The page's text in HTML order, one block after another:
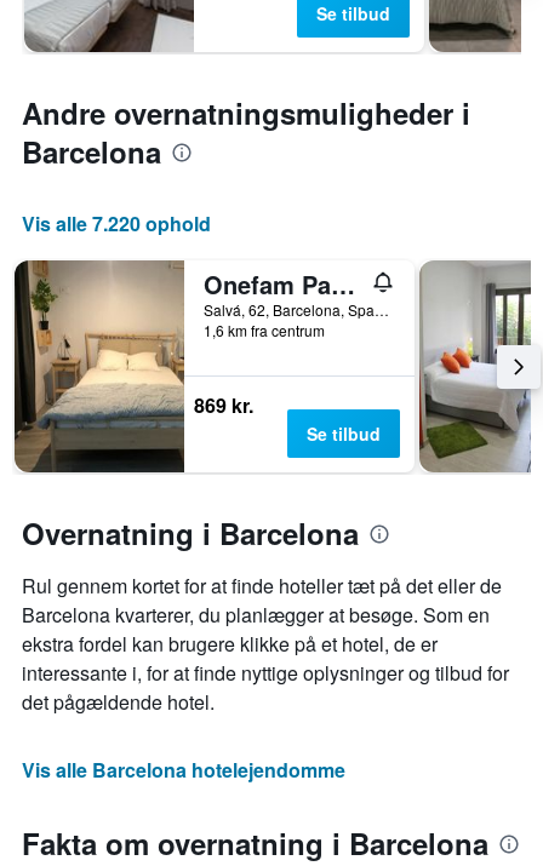
Se tilbud
Andre overnatningsmuligheder i
Barcelona
Vis alle 7.220 ophold
Onefam Paralelo
Salvá, 62, Barcelona, Spanien
1,6 km fra centrum
869 kr.
Se tilbud
Overnatning i Barcelona
Rul gennem kortet for at finde hoteller tæt på det eller de
Barcelona kvarterer, du planlægger at besøge. Som en
ekstra fordel kan brugere klikke på et hotel, de er
interessante i, for at finde nyttige oplysninger og tilbud for
det pågældende hotel.
Vis alle Barcelona hotelejendomme
Fakta om overnatning i Barcelona